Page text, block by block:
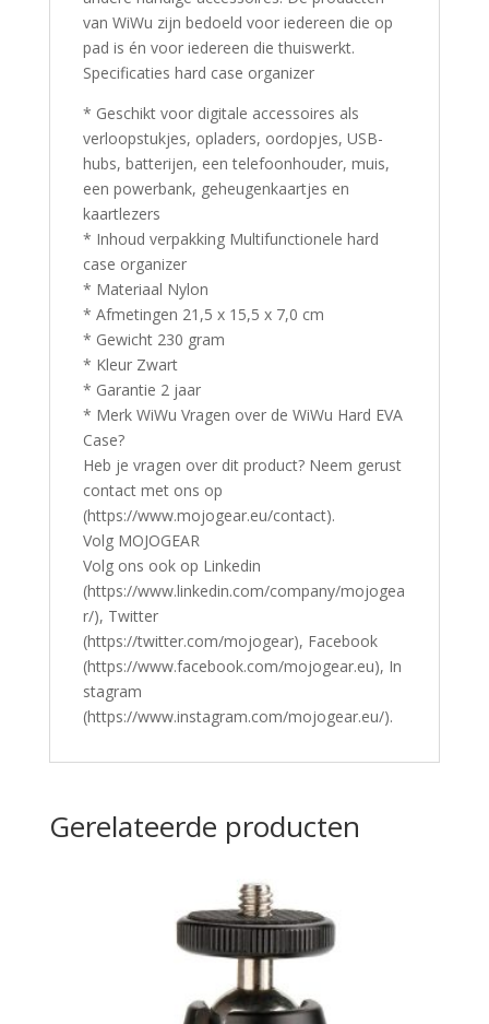
van WiWu zijn bedoeld voor iedereen die op
pad is én voor iedereen die thuiswerkt.
Specificaties hard case organizer
* Geschikt voor digitale accessoires als
verloopstukjes, opladers, oordopjes, USB-
hubs, batterijen, een telefoonhouder, muis,
een powerbank, geheugenkaartjes en
kaartlezers
* Inhoud verpakking Multifunctionele hard
case organizer
* Materiaal Nylon
* Afmetingen 21,5 x 15,5 x 7,0 cm
* Gewicht 230 gram
* Kleur Zwart
* Garantie 2 jaar
* Merk WiWu Vragen over de WiWu Hard EVA
Case?
Heb je vragen over dit product? Neem gerust
contact met ons op
(https://www.mojogear.eu/contact).
Volg MOJOGEAR
Volg ons ook op Linkedin
(https://www.linkedin.com/company/mojogea
r/), Twitter
(https://twitter.com/mojogear), Facebook
(https://www.facebook.com/mojogear.eu), In
stagram
(https://www.instagram.com/mojogear.eu/).
Gerelateerde producten